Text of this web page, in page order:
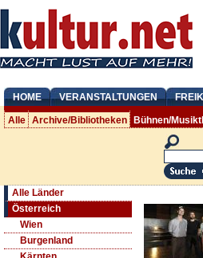
HOME VERANSTALTUNGEN
Alle Archive/Bibliotheken Bühnen/
Alle Länder
Österreich
Wien
Burgenland